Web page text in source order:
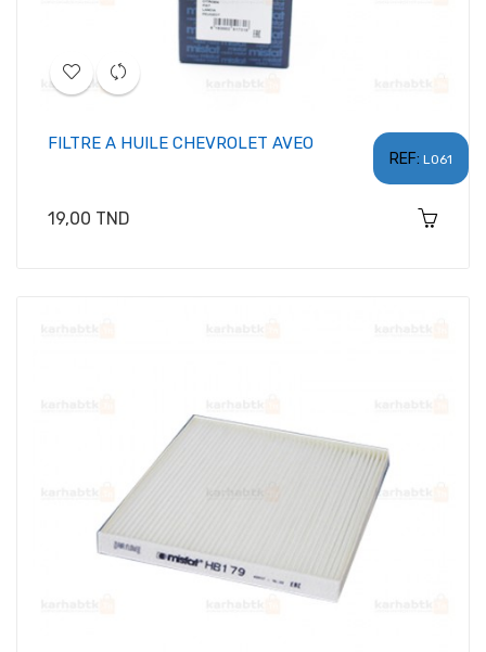
REF: L061
FILTRE A HUILE CHEVROLET AVEO
Prix
19,00 TND